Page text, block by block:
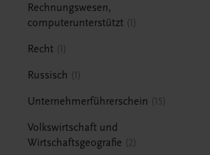
Rechnungswesen,
computerunterstützt 1
Recht 1
Russisch 1
Unternehmerführerschein 15
Volkswirtschaft und
Wirtschaftsgeografie
2